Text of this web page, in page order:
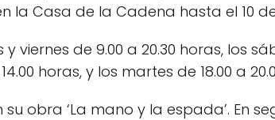
Casa de la Cadena hasta el 10
viernes de 9.00 a 20.30 horas, los
horas, y los martes de 18.00 a
obra ‘La mano y la espada’. En